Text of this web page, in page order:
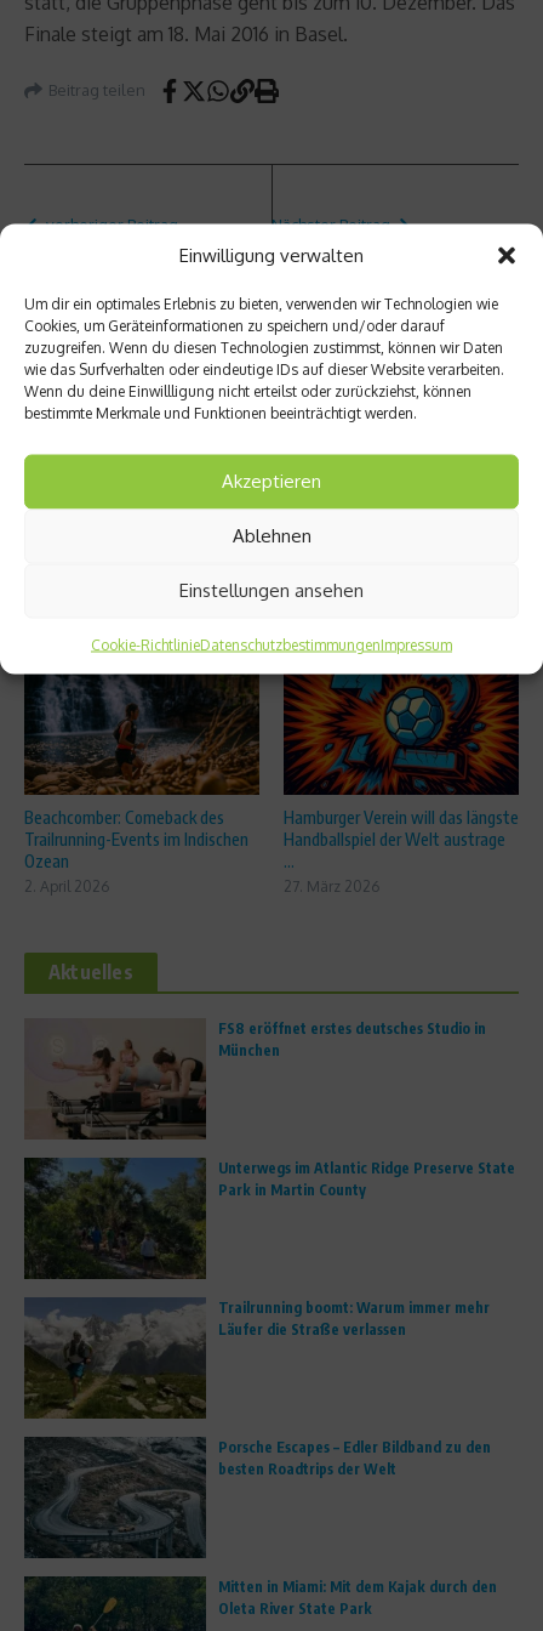
Einwilligung verwalten
Um dir ein optimales Erlebnis zu bieten, verwenden wir Technologien wie
Cookies, um Geräteinformationen zu speichern und/oder darauf
zuzugreifen. Wenn du diesen Technologien zustimmst, können wir Daten
wie das Surfverhalten oder eindeutige IDs auf dieser Website verarbeiten.
Wenn du deine Einwillligung nicht erteilst oder zurückziehst, können
bestimmte Merkmale und Funktionen beeinträchtigt werden.
Akzeptieren
Ablehnen
Einstellungen ansehen
Cookie-RichtlinieDatenschutzbestimmungenImpressum
Finale steigt am 18. Mai 2016 in Basel.
Beitrag teilen
vorheriger Beitrag
Zerrun
tun?
Nächster Beitrag
Leicht
k-WM:
Silber
für
Cindy
Rolede
Beachcomber: Comeback des
Trailrunning-Events im Indischen
Ozean
2. April 2026
Hamburger Verein will das längste
Handballspiel der Welt austrage
...
27. März 2026
Aktuelles
FS8 eröffnet erstes deutsches Studio in
München
Unterwegs im Atlantic Ridge Preserve State
Park in Martin County
Trailrunning boomt: Warum immer mehr
Läufer die Straße verlassen
Porsche Escapes – Edler Bildband zu den
besten Roadtrips der Welt
Mitten in Miami: Mit dem Kajak durch den
Oleta River State Park